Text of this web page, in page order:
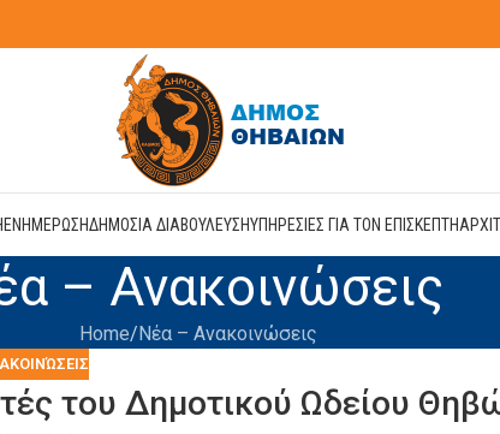
ΕΝΗΜΕΡΩΣΗΔΗΜΟΣΙΑ ΔΙΑΒΟΥΛΕΥΣΗΥΠΗΡΕΣΙΕΣ ΓΙΑ ΤΟΝ ΕΠΙΣΚΕΠΤΗ
– Ανακοινώσεις
Home Νέα – Ανακοινώσεις
του Δημοτικού Ωδείου